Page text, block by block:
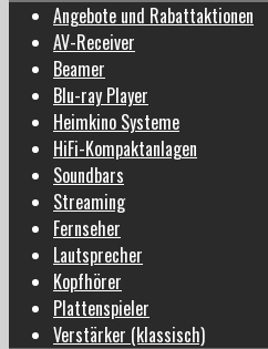
Angebote und Rabattaktionen
AV-Receiver
Beamer
Blu-ray Player
Heimkino Systeme
HiFi-Kompaktanlagen
Soundbars
Streaming
Fernseher
Lautsprecher
Kopfhörer
Plattenspieler
Verstärker (klassisch)